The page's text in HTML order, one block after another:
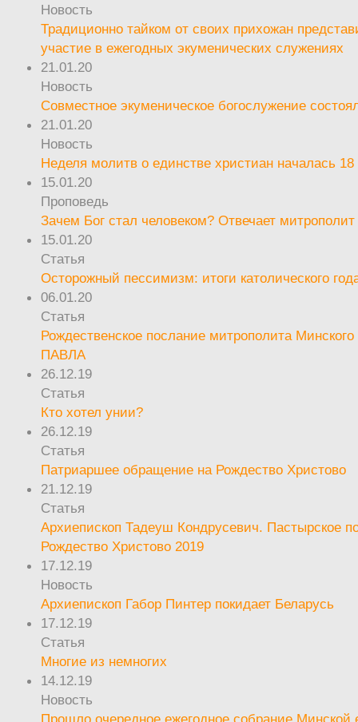
Новость
Традиционно тайком от своих прихожан
участие в ежегодных экуменических служениях
21.01.20
Новость
Совместное экуменическое богослужение
21.01.20
Новость
Неделя молитв о единстве христиан началась 18
15.01.20
Проповедь
Зачем Бог стал человеком? Отвечает
15.01.20
Статья
Осторожный пессимизм: итоги католического
06.01.20
Статья
Рождественское послание митрополита Минского
ПАВЛА
26.12.19
Статья
Кто хотел унии?
26.12.19
Статья
Патриаршее обращение на Рождество Христово
21.12.19
Статья
Архиепископ Тадеуш Кондрусевич. Пастырское
Рождество Христово 2019
17.12.19
Новость
Архиепископ Габор Пинтер покидает Беларусь
17.12.19
Статья
Многие из немногих
14.12.19
Новость
Прошло очередное ежегодное собрание